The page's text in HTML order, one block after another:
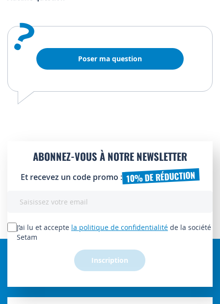
? Poser ma question
ABONNEZ-VOUS À NOTRE NEWSLETTER
Et recevez un code promo : 10% DE RÉDUCTION
lettre
d’information
J’ai lu et accepte la politique de confidentialité de la société
Setam
Inscription